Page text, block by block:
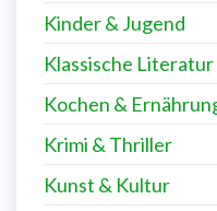
Kinder & Jugend
Klassische Literatur
Kochen &
Krimi & Thriller
Kunst & Kultur